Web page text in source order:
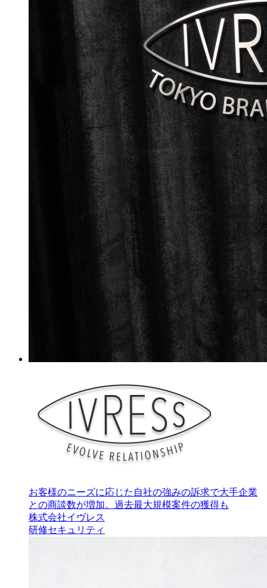
お客様のニーズに応じた自社の強みの訴求で大手企業
との商談数が増加。過去最大規模案件の獲得も
株式会社イヴレス
研修セキュリティ